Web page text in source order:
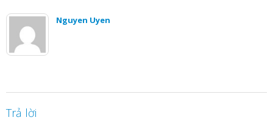
Nguyen Uyen
Trả lời